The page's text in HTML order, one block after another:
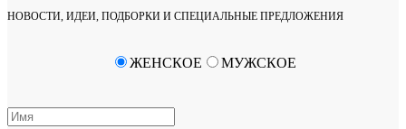
НОВОСТИ, ИДЕИ, ПОДБОРКИ И СПЕЦИАЛЬНЫЕ ПРЕДЛОЖЕНИЯ
ЖЕНСКОЕ МУЖСКОЕ